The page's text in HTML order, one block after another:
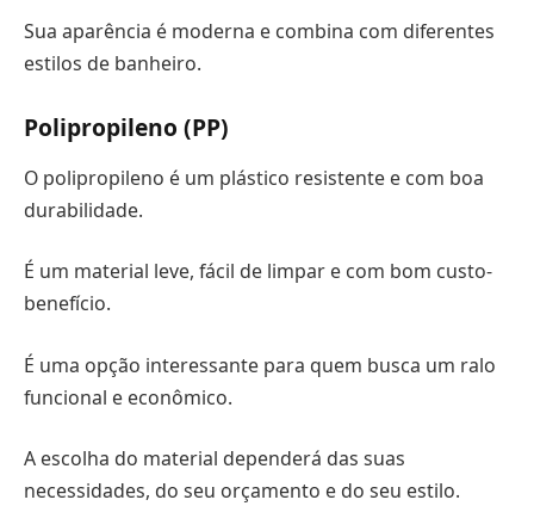
Sua aparência é moderna e combina com diferentes
estilos de banheiro.
Polipropileno (PP)
O polipropileno é um plástico resistente e com boa
durabilidade.
É um material leve, fácil de limpar e com bom custo-
benefício.
É uma opção interessante para quem busca um ralo
funcional e econômico.
A escolha do material dependerá das suas
necessidades, do seu orçamento e do seu estilo.